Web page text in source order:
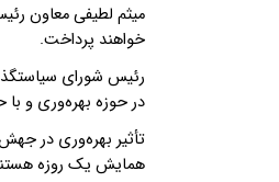
میثم لطیفی معاون
خواهند پرداخت.
رئیس شورای
در حوزه بهره‌وری و با
تأثیر بهره‌وری در
همایش یک روزه